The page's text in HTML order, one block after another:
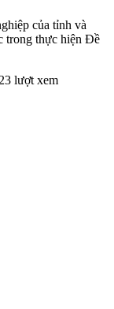
của tỉnh và
trong thực hiện Đề
lượt xem